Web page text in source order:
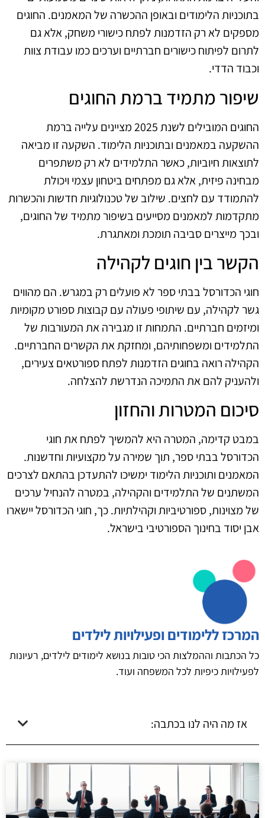
בתוכניות הלימודים ובאופן ההכשרה של המאמנים. החוגים
מספקים לא רק הזדמנות לפתח כישורי משחק, אלא גם
לתרום לפיתוח כישורים חברתיים וערכים כמו עבודת צוות
וכבוד הדדי.
שיפור מתמיד ברמת החוגים
החוגים המובילים לשנת 2025 מציינים עלייה ברמת
ההשקעה במאמנים ובתוכניות הלימוד. השקעה זו מביאה
לתוצאות חיוביות, כאשר התלמידים לא רק משתפרים
מבחינה פיזית, אלא גם מפתחים ביטחון עצמי ויכולת
להתמודד עם לחצים. שילוב של טכנולוגיות חדשות והכשרות
מתקדמות למאמנים מסייעים בשיפור מתמיד של החוגים,
ובכך מייצרים סביבה תומכת ומאתגרת.
הקשר בין חוגים לקהילה
חוגי הכדורסל בבתי ספר לא פועלים רק במגרש. הם מהווים
גשר לקהילה, עם שיתופי פעולה עם קבוצות ספורט מקומיות
ומיזמים חברתיים. התמחות זו מגבירה את המעורבות של
התלמידים ומשפחותיהם, ומחזקת את הקשרים החברתיים.
הקהילה רואה בחוגים הזדמנות לפתח ספורטאים צעירים,
ולהעניק להם את התמיכה הנדרשת להצלחה.
סיכום המטרות והחזון
במבט קדימה, המטרה היא להמשיך לפתח את חוגי
הכדורסל בבתי ספר, תוך שמירה על מקצועיות וחדשנות.
המאמנים ותוכניות הלימוד ימשיכו להתעדכן בהתאם לצרכים
המשתנים של התלמידים והקהילה, במטרה להנחיל ערכים
של מצוינות, ספורטיביות וקהילתיות. כך, חוגי הכדורסל יישארו
אבן יסוד בחינוך הספורטיבי בישראל.
המרכז ללימודים ופעילויות לילדים
כל הכתבות וההמלצות הכי טובות בנושא לימודים לילדים, רעיונות
לפעילויות כיפיות לכל המשפחה ועוד.
אז מה היה לנו בכתבה: